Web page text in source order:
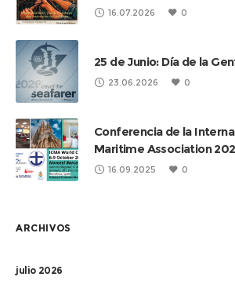
16.07.2026 0
25 de Junio: Día de la
23.06.2026 0
Conferencia de la
Maritime Association
16.09.2025 0
ARCHIVOS
julio 2026